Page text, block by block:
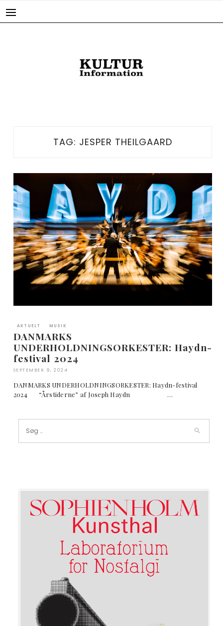
TAG: JESPER THEILGAARD
AKTUELT MUSIK
DANMARKS
UNDERHOLDNINGSORKESTER: Haydn-
festival 2024
SEPTEMBER 9, 2024
DANMARKS UNDERHOLDNINGSORKESTER: Haydn-festival
2024 “Årstiderne” af Joseph Haydn …